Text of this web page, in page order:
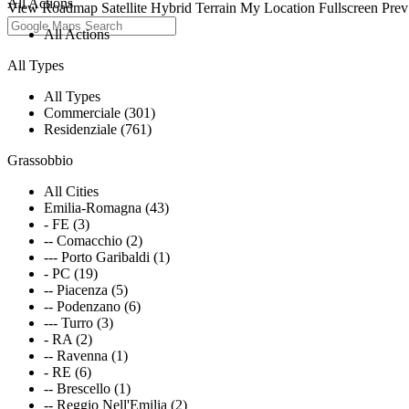
View Roadmap Satellite Hybrid Terrain My Location Fullscreen Prev
All Actions
All Actions
All Types
All Types
Commerciale (301)
Residenziale (761)
Grassobbio
All Cities
Emilia-Romagna (43)
- FE (3)
-- Comacchio (2)
--- Porto Garibaldi (1)
- PC (19)
-- Piacenza (5)
-- Podenzano (6)
--- Turro (3)
- RA (2)
-- Ravenna (1)
- RE (6)
-- Brescello (1)
-- Reggio Nell'Emilia (2)